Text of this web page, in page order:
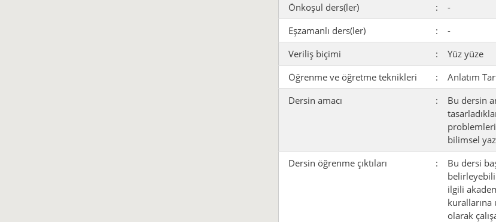
Önkoşul ders(ler)
:
-
Eşzamanlı ders(ler)
:
-
Veriliş biçimi
:
Yüz yüze
Öğrenme ve öğretme teknikleri
:
Anlatım
Dersin amacı
:
Bu dersin
bilimsel
Dersin öğrenme çıktıları
:
Bu dersi
ilgili
olarak